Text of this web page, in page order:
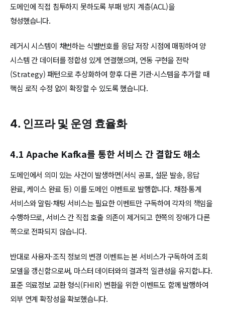
도메인에 직접 침투하지 못하도록 부패 방지 계층(ACL)을
형성했습니다.
레거시 시스템이 채번하는 식별번호를 응답 저장 시점에 매핑하여 양
시스템 간 데이터를 정합성 있게 연결했으며, 연동 구현을 전략
(Strategy) 패턴으로 추상화하여 향후 다른 기관·시스템을 추가할 때
핵심 로직 수정 없이 확장할 수 있도록 했습니다.
4. 인프라 및 운영 효율화
4.1 Apache Kafka를 통한 서비스 간 결합도 해소
도메인에서 의미 있는 사건이 발생하면(서식 공표, 설문 발송, 응답
완료, 케이스 완료 등) 이를 도메인 이벤트로 발행합니다. 채점·통계
서비스와 알림·채팅 서비스는 필요한 이벤트만 구독하여 각자의 책임을
수행하므로, 서비스 간 직접 호출 의존이 제거되고 한쪽의 장애가 다른
쪽으로 전파되지 않습니다.
반대로 사용자·조직 정보의 변경 이벤트는 본 서비스가 구독하여 조회
모델을 갱신함으로써, 마스터 데이터와의 결과적 일관성을 유지합니다.
표준 의료정보 교환 형식(FHIR) 변환을 위한 이벤트도 함께 발행하여
외부 연계 확장성을 확보했습니다.